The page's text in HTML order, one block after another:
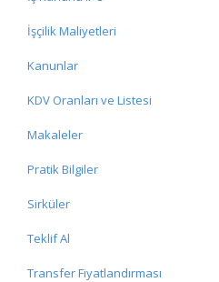
İşçilik Maliyetleri
Kanunlar
KDV Oranları ve Listesi
Makaleler
Pratik Bilgiler
Sirküler
Teklif Al
Transfer Fiyatlandırması